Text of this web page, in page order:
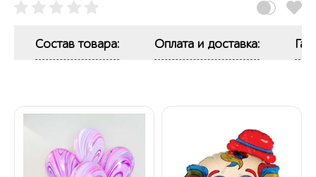
Состав товара: Оплата и доставка: